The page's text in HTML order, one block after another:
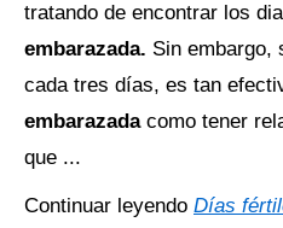
tratando de encontrar los
embarazada. Sin embargo,
cada tres días, es tan
embarazada como tener
que ...
Continuar leyendo Días